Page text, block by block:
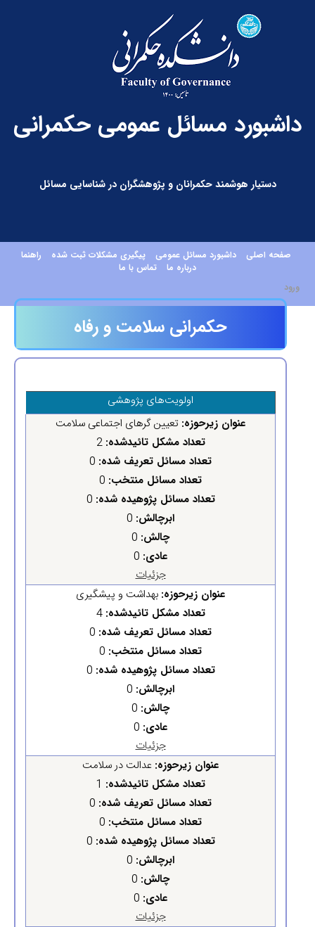
داشبورد مسائل عمومی حکمرانی
دستیار هوشمند حکمرانان و پژوهشگران در شناسایی مسائل
صفحه اصلی داشبورد مسائل عمومی پیگیری مشکلات ثبت شده
راهنما
درباره ما
تماس با ما
ورود
حکمرانی سلامت و رفاه
اولویت‌های پژوهشی
عنوان زیرحوزه: تعیین گرهای اجتماعی سلامت
تعداد مشکل تائیدشده: 2
تعداد مسائل تعریف شده: 0
تعداد مسائل منتخب: 0
تعداد مسائل پژوهیده شده: 0
ابرچالش: 0
چالش: 0
عادی: 0
جزئیات
عنوان زیرحوزه: بهداشت و پیشگیری
تعداد مشکل تائیدشده: 4
تعداد مسائل تعریف شده: 0
تعداد مسائل منتخب: 0
تعداد مسائل پژوهیده شده: 0
ابرچالش: 0
چالش: 0
عادی: 0
جزئیات
عنوان زیرحوزه: عدالت در سلامت
تعداد مشکل تائیدشده: 1
تعداد مسائل تعریف شده: 0
تعداد مسائل منتخب: 0
تعداد مسائل پژوهیده شده: 0
ابرچالش: 0
چالش: 0
عادی: 0
جزئیات